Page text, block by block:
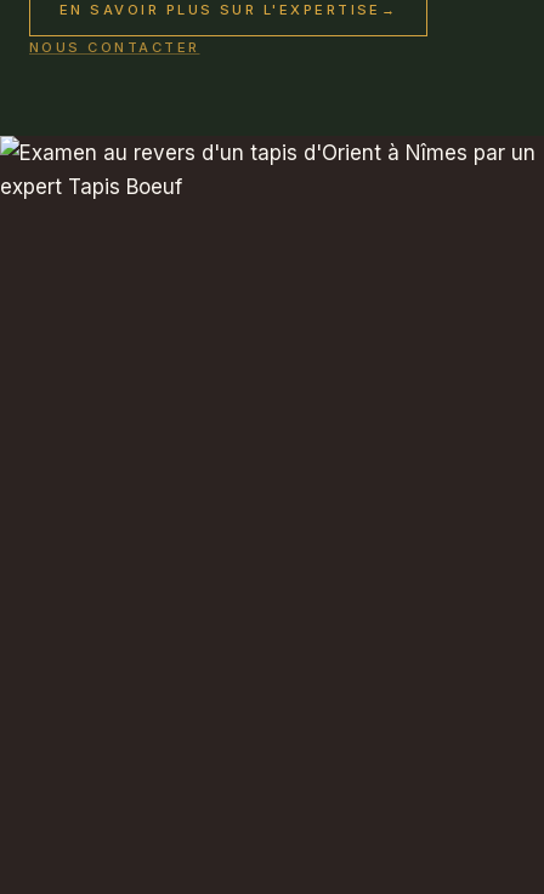
EN SAVOIR PLUS SUR L'EXPERTISE →
NOUS CONTACTER